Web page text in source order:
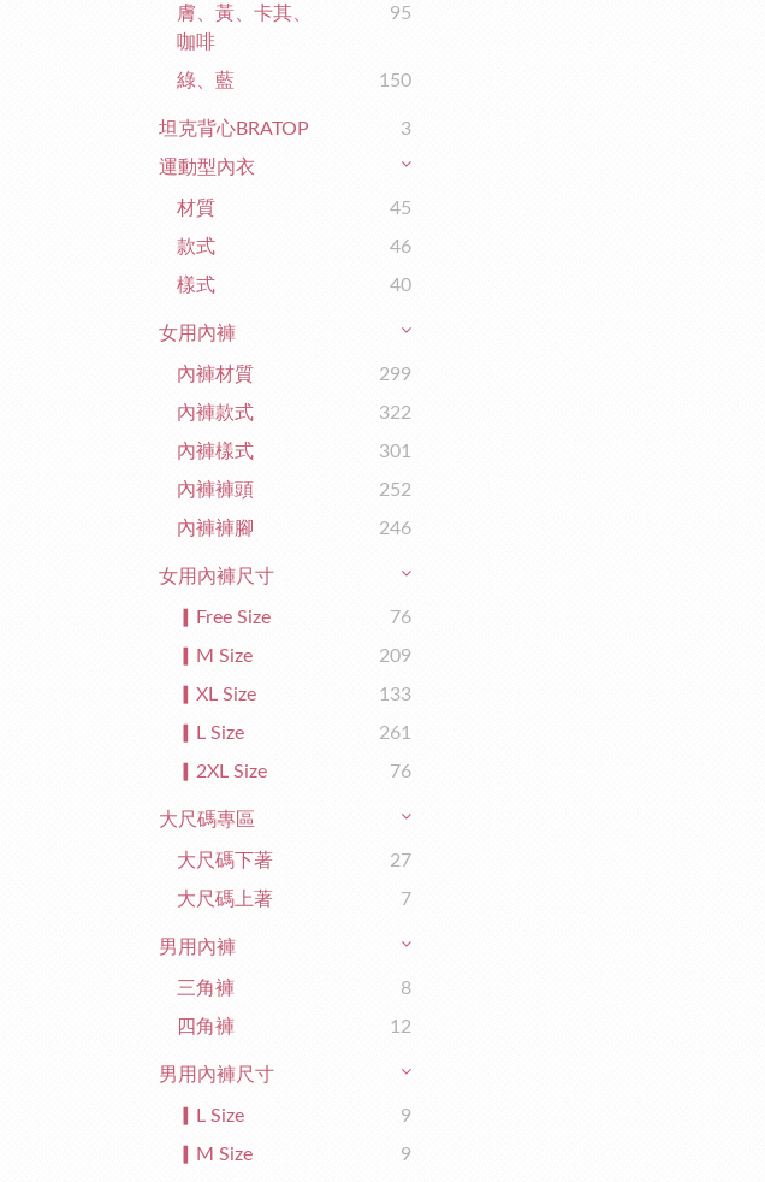
膚、黃、卡其、
咖啡
95
綠、藍 150
坦克背心BRATOP
3
運動型內衣
材質
45
款式
46
樣式
40
女用內褲
內褲材質
299
內褲款式
322
內褲樣式
301
內褲褲頭
252
內褲褲腳
246
女用內褲尺寸
▎Free Size
76
▎M Size
209
▎XL Size
133
▎L Size
261
▎2XL Size
76
大尺碼專區
大尺碼下著
27
大尺碼上著
7
男用內褲
三角褲
8
四角褲
12
男用內褲尺寸
▎L Size
9
▎M Size
9